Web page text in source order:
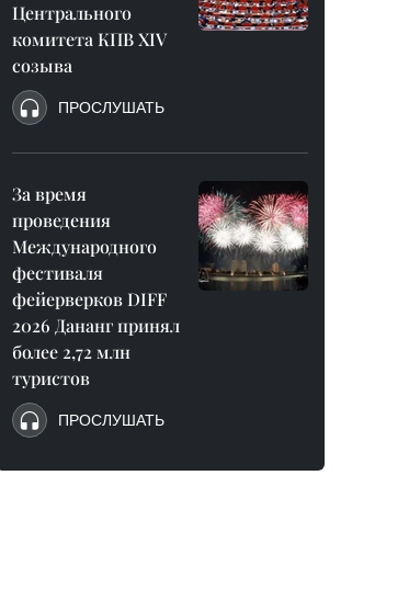
Центрального
комитета КПВ XIV
созыва
ПРОСЛУШАТЬ
За время
проведения
Международного
фестиваля
фейерверков DIFF
2026 Дананг принял
более 2,72 млн
туристов
ПРОСЛУШАТЬ